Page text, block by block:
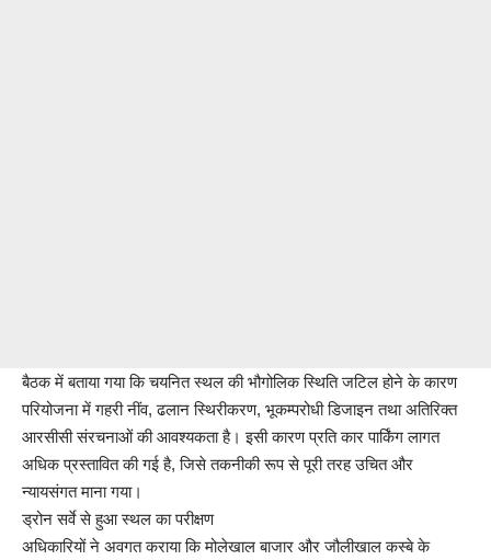
बैठक में बताया गया कि चयनित स्थल की भौगोलिक स्थिति जटिल होने के कारण
परियोजना में गहरी नींव, ढलान स्थिरीकरण, भूकम्परोधी डिजाइन तथा अतिरिक्त
आरसीसी संरचनाओं की आवश्यकता है। इसी कारण प्रति कार पार्किंग लागत
अधिक प्रस्तावित की गई है, जिसे तकनीकी रूप से पूरी तरह उचित और
न्यायसंगत माना गया।
ड्रोन सर्वे से हुआ स्थल का परीक्षण
अधिकारियों ने अवगत कराया कि मोलेखाल बाजार और जौलीखाल कस्बे के